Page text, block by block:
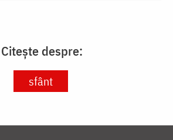
Citește despre:
sfânt